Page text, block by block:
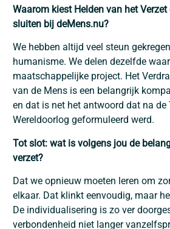
Waarom kiest Helden van het
sluiten bij deMens.nu?
We hebben altijd veel steun
humanisme. We delen dezelfde
maatschappelijke project. Het
van de Mens is een belangrijk
en dat is net het antwoord dat na de
Wereldoorlog geformuleerd werd.
Tot slot: wat is volgens jou de
verzet?
Dat we opnieuw moeten leren om
elkaar. Dat klinkt eenvoudig, maar
De individualisering is zo ver
verbondenheid niet langer